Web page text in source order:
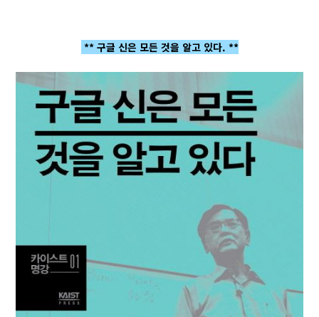
** 구글 신은 모든 것을 알고 있다. **